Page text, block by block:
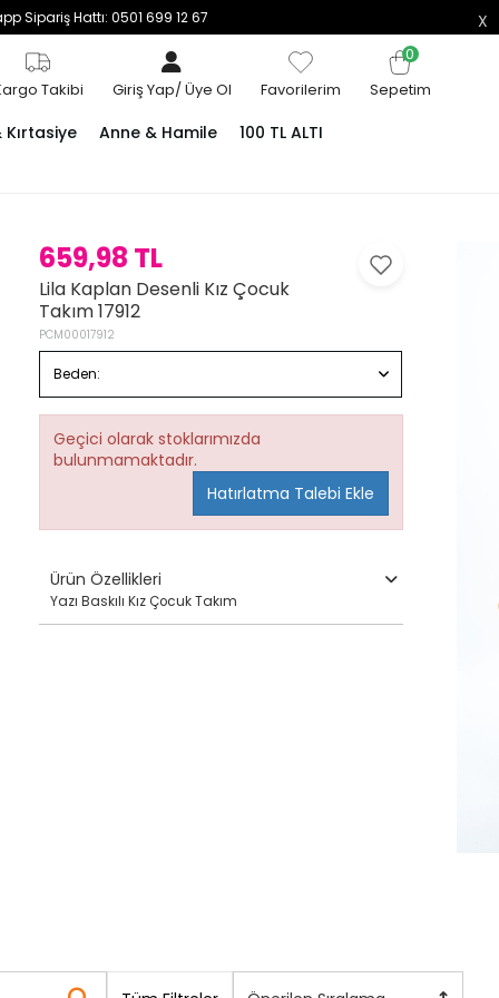
Sipariş Hattı: 0501 699 12 67
Takibi Giriş Yap/Üye Ol Favorilerim
0
Sepetim
Anne & Hamile
100 TL ALTI
659,98 TL
Lila Kaplan Desenli Kız Çocuk
Takım 17912
PCM00017912
Beden:
Geçici olarak stoklarımızda
bulunmamaktadır.
Hatırlatma Talebi Ekle
Ürün Özellikleri
Yazı Baskılı Kız Çocuk Takım